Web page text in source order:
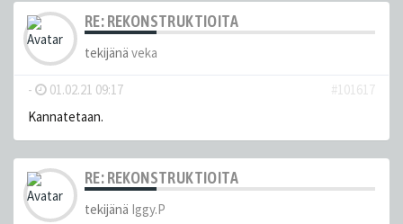
RE: REKONSTRUKTIOITA
tekijänä veka
- 01.02.21 09:17
#101617
Kannatetaan.
RE: REKONSTRUKTIOITA
tekijänä Iggy.P